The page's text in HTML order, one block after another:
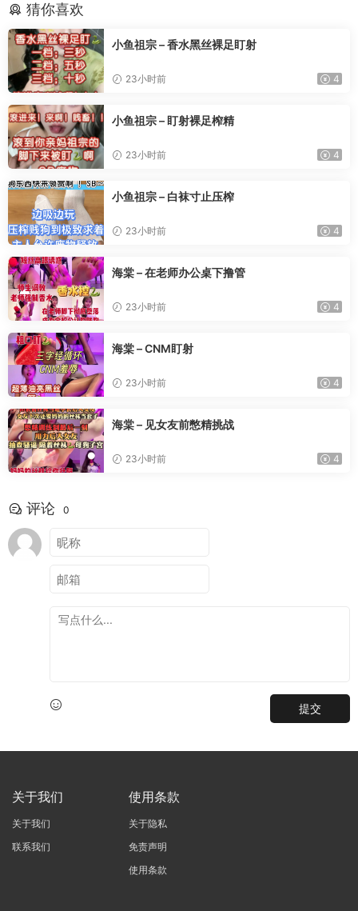
猜你喜欢
小鱼祖宗 – 香水黑丝裸足盯射
23小时前 4
小鱼祖宗 – 盯射裸足榨精
23小时前 4
小鱼祖宗 – 白袜寸止压榨
23小时前 4
海棠 – 在老师办公桌下撸管
23小时前 4
海棠 – CNM盯射
23小时前 4
海棠 – 见女友前憋精挑战
23小时前 4
评论 0
提交
关于我们
关于我们
联系我们
使用条款
关于隐私
免责声明
使用条款